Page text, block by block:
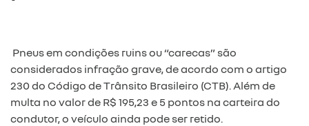
Pneus em condições ruins ou “carecas” são
considerados infração grave, de acordo com o artigo
230 do Código de Trânsito Brasileiro (CTB). Além de
multa no valor de R$ 195,23 e 5 pontos na carteira do
condutor, o veículo ainda pode ser retido.